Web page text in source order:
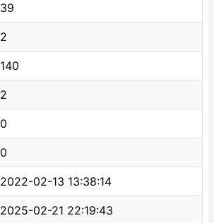
39
2
140
2
0
0
2022-02-13 13:38:14
2025-02-21 22:19:43